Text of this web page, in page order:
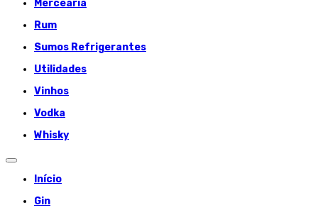
Mercearia
Rum
Sumos Refrigerantes
Utilidades
Vinhos
Vodka
Whisky
Início
Gin